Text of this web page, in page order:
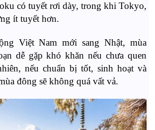
có tuyết rơi dày, trong khi Tokyo,
ít tuyết hơn.
Việt Nam mới sang Nhật, mùa
dễ gặp khó khăn nếu chưa quen
nếu chuẩn bị tốt, sinh hoạt và
đông sẽ không quá vất vả.